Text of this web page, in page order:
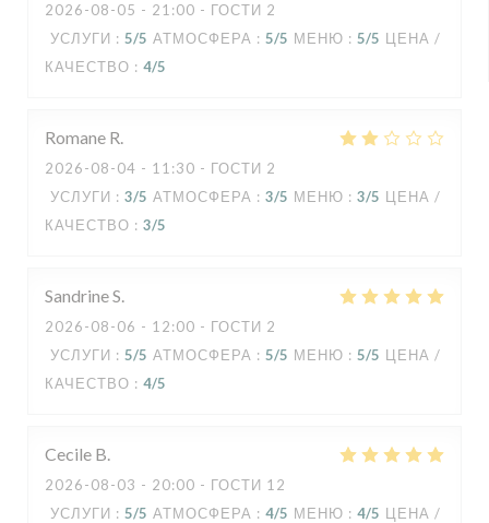
2026-08-05 - 21:00 - ГОСТИ 2
УСЛУГИ : 5/5 АТМОСФЕРА : 5/5 МЕНЮ : 5/5 ЦЕНА /
КАЧЕСТВО : 4/5
Romane R
2026-08-04 - 11:30 - ГОСТИ 2
УСЛУГИ : 3/5 АТМОСФЕРА : 3/5 МЕНЮ : 3/5 ЦЕНА /
КАЧЕСТВО : 3/5
SandrineS
2026-08-06 - 12:00 - ГОСТИ 2
УСЛУГИ : 5/5 АТМОСФЕРА : 5/5 МЕНЮ : 5/5 ЦЕНА /
КАЧЕСТВО : 4/5
Cecile B
2026-08-03 - 20:00 - ГОСТИ 12
УСЛУГИ : 5/5 АТМОСФЕРА : 4/5 МЕНЮ : 4/5 ЦЕНА /